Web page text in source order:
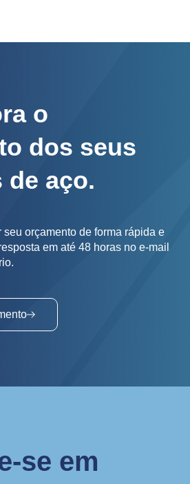
o
dos seus
aço.
orçamento de forma rápida e
em até 48 horas no e-mail
se em